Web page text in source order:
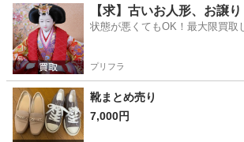
神奈川 桜木町駅 靴 レインブーツ
【求】古いお人形、お譲
状態が悪くてもOK！最大限買取
プリフラ
靴まとめ売り
7,000円